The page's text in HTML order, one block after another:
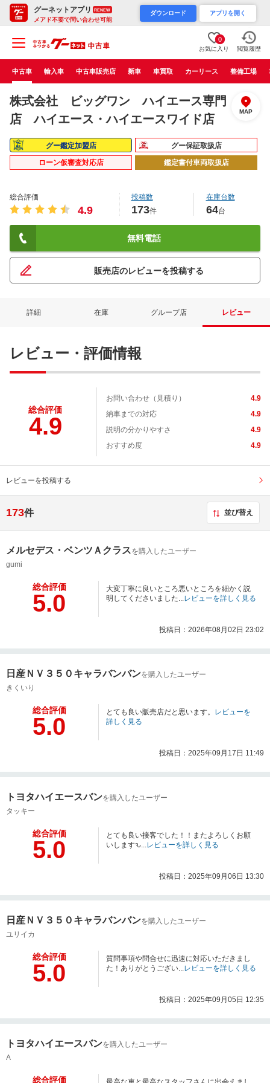
グーネットアプリ RENEW
メアド不要で問い合わせ可能
ダウンロード アプリを開く
0
お気に入り 閲覧履歴
中古車 輸入車 中古車販売店 新車 車買取 カーリース 整備工場
株式会社 ビッグワン ハイエース専門
店 ハイエース・ハイエースワイド店
MAP
グー鑑定加盟店
グー保証取扱店
ローン仮審査対応店
鑑定書付車両取扱店
総合評価
4.9
投稿数
173件
在庫台数
64台
無料電話
販売店のレビューを投稿する
詳細 在庫 グループ店 レビュー
レビュー・評価情報
総合評価
4.9
お問い合わせ（見積り）
4.9
納車までの対応
4.9
説明の分かりやすさ
4.9
おすすめ度
4.9
レビューを投稿する
173件 並び替え
メルセデス・ベンツＡクラスを購入したユーザー
gumi
総合評価
5.0
大変丁寧に良いところ悪いところを細かく説
明してくださいました...レビューを詳しく見る
投稿日：2026年08月02日 23:02
日産ＮＶ３５０キャラバンバンを購入したユーザー
きくいり
総合評価
5.0
とても良い販売店だと思います。 レビューを
詳しく見る
投稿日：2025年09月17日 11:49
トヨタハイエースバンを購入したユーザー
タッキー
総合評価
5.0
とても良い接客でした！！またよろしくお願
いしますԅ...レビューを詳しく見る
投稿日：2025年09月06日 13:30
日産ＮＶ３５０キャラバンバンを購入したユーザー
ユリイカ
総合評価
5.0
質問事項や問合せに迅速に対応いただきまし
た！ありがとうござい...レビューを詳しく見る
投稿日：2025年09月05日 12:35
トヨタハイエースバンを購入したユーザー
A
総合評価